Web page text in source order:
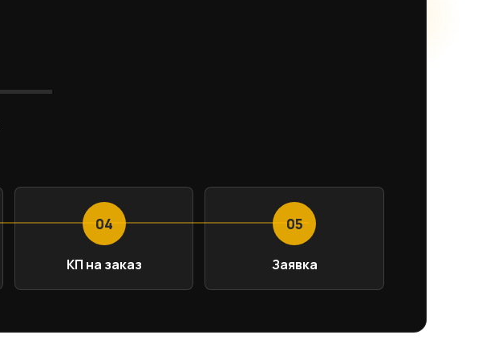
04
КП на заказ
05
Заявка